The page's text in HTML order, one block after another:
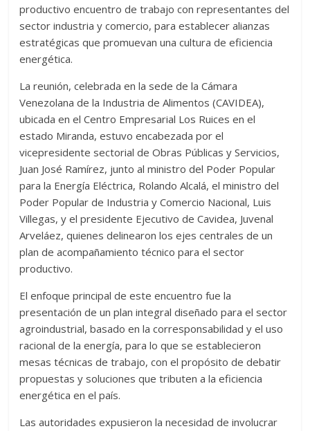
productivo encuentro de trabajo con representantes del
sector industria y comercio, para establecer alianzas
estratégicas que promuevan una cultura de eficiencia
energética.
La reunión, celebrada en la sede de la Cámara
Venezolana de la Industria de Alimentos (CAVIDEA),
ubicada en el Centro Empresarial Los Ruices en el
estado Miranda, estuvo encabezada por el
vicepresidente sectorial de Obras Públicas y Servicios,
Juan José Ramírez, junto al ministro del Poder Popular
para la Energía Eléctrica, Rolando Alcalá, el ministro del
Poder Popular de Industria y Comercio Nacional, Luis
Villegas, y el presidente Ejecutivo de Cavidea, Juvenal
Arveláez, quienes delinearon los ejes centrales de un
plan de acompañamiento técnico para el sector
productivo.
El enfoque principal de este encuentro fue la
presentación de un plan integral diseñado para el sector
agroindustrial, basado en la corresponsabilidad y el uso
racional de la energía, para lo que se establecieron
mesas técnicas de trabajo, con el propósito de debatir
propuestas y soluciones que tributen a la eficiencia
energética en el país.
Las autoridades expusieron la necesidad de involucrar